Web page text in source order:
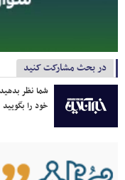
در بحث مشارکت کنید
شما نظر
خود را بگویید